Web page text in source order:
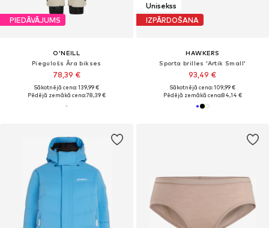
PIEDĀVĀJUMS
O'NEILL
Piegulošs Āra bikses
78,39 €
Sākotnējā cena: 139,99 €
Pēdējā zemākā cena:78,39 €
Unisekss
IZPĀRDOŠANA
HAWKERS
Sporta brilles 'Artik Small'
93,49 €
Sākotnējā cena: 109,99 €
Pēdējā zemākā cena:84,14 €